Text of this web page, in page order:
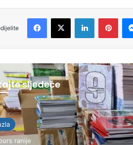
sljedeće
ranije